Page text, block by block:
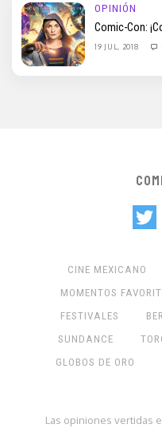
OPINIÓN
Comic-Con:
19 JUL, 2018
CINE MEXICANO
MOMENTOS
FESTIVALES
SUNDANCE
GLOBOS DE ORO
Las opiniones vertidas